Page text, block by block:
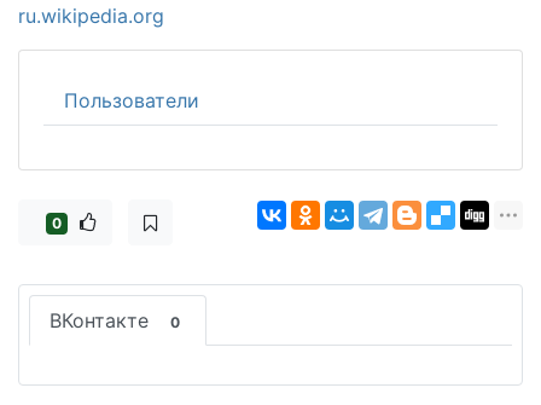
ru.wikipedia.org
Пользователи
0
ВКонтакте 0